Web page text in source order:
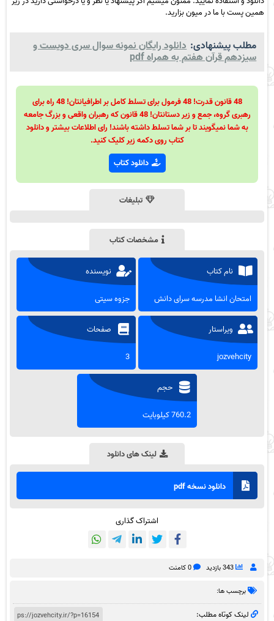
همین پست با ما در میون بزارید.
مطلب پیشنهادی: دانلود رایگان نمونه سوال سری دویست و
سیزدهم قرآن هفتم به همراه pdf
48 قانون قدرت! 48 فرمول برای تسلط کامل بر اطرافیانتان! 48 راه برای
رهبری گروه، جمع و زیر دستانتان! 48 قانون که رهبران واقعی و بزرگ جامعه
به شما نمیگویند تا بر شما تسلط داشته باشند! رای اطلاعات بیشتر و دانلود
کتاب روی دکمه زیر کلیک کنید.
دانلود کتاب
تبلیغات
مشخصات کتاب
نام کتاب
امتحان انشا مدرسه سرای دانش
نویسنده
جزوه سیتی
ویراستار
jozvehcity
صفحات
3
حجم
760.2 کیلوبایت
لینک های دانلود
دانلود نسخه pdf
اشتراک گذاری
343 بازدید 0 کامنت
برچسب ها:
لینک کوتاه مطلب: